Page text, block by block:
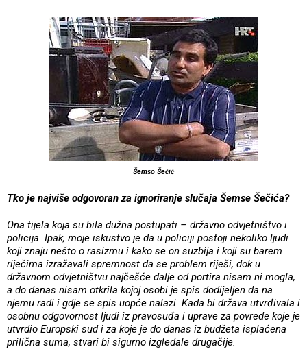
Šemso Šečić
Tko je najviše odgovoran za ignoriranje slučaja Šemse Šečića?
Ona tijela koja su bila dužna postupati – državno odvjetništvo i
policija. Ipak, moje iskustvo je da u policiji postoji nekoliko ljudi
koji znaju nešto o rasizmu i kako se on suzbija i koji su barem
riječima izražavali spremnost da se problem riješi, dok u
državnom odvjetništvu najčešće dalje od portira nisam ni mogla,
a do danas nisam otkrila kojoj osobi je spis dodijeljen da na
njemu radi i gdje se spis uopće nalazi. Kada bi država utvrđivala i
osobnu odgovornost ljudi iz pravosuđa i uprave za povrede koje je
utvrdio Europski sud i za koje je do danas iz budžeta isplaćena
prilična suma, stvari bi sigurno izgledale drugačije.